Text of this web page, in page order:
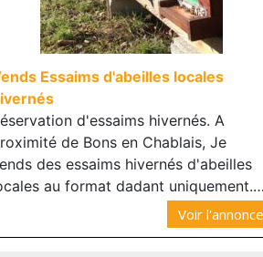
Essaims d'abeilles locales
d'essaims hivernés. A
de Bons en Chablais, Je
des essaims hivernés d'abeilles
au format dadant uniquement.…
Voir l'annonce